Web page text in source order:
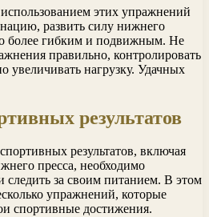
этих упражнений
развить силу нижнего
более гибким и подвижным. Не
правильно, контролировать
увеличивать нагрузку. Удачных
результатов
результатов, включая
пресса, необходимо
следить за своим питанием. В этом
упражнений, которые
спортивные достижения.